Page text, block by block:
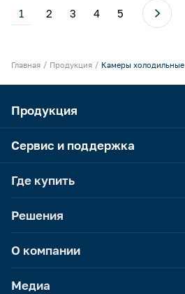
1 2 3 4 5
Главная Продукция Камеры холодильные
Продукция
Сервис и поддержка
Где купить
Решения
О компании
Медиа